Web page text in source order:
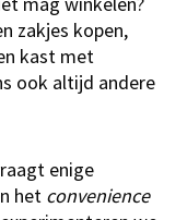
zakjes kopen,
kast met
ook altijd andere
enige
het convenience